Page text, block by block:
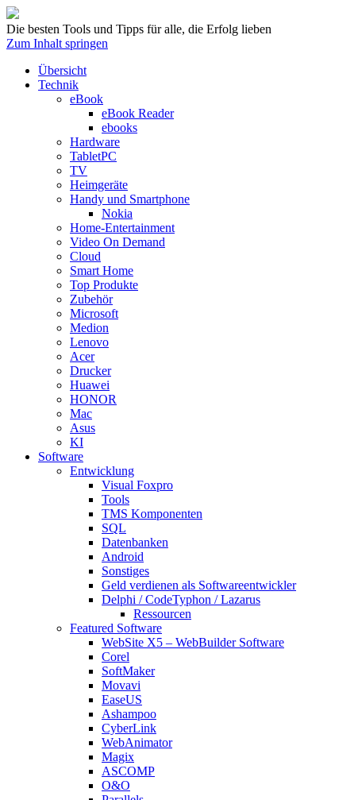
Die besten Tools und Tipps für alle, die Erfolg lieben
Zum Inhalt springen
Übersicht
Technik
eBook
eBook Reader
ebooks
Hardware
TabletPC
TV
Heimgeräte
Handy und Smartphone
Nokia
Home-Entertainment
Video On Demand
Cloud
Smart Home
Top Produkte
Zubehör
Microsoft
Medion
Lenovo
Acer
Drucker
Huawei
HONOR
Mac
Asus
KI
Software
Entwicklung
Visual Foxpro
Tools
TMS Komponenten
SQL
Datenbanken
Android
Sonstiges
Geld verdienen als Softwareentwickler
Delphi / CodeTyphon / Lazarus
Ressourcen
Featured Software
WebSite X5 – WebBuilder Software
Corel
SoftMaker
Movavi
EaseUS
Ashampoo
CyberLink
WebAnimator
Magix
ASCOMP
O&O